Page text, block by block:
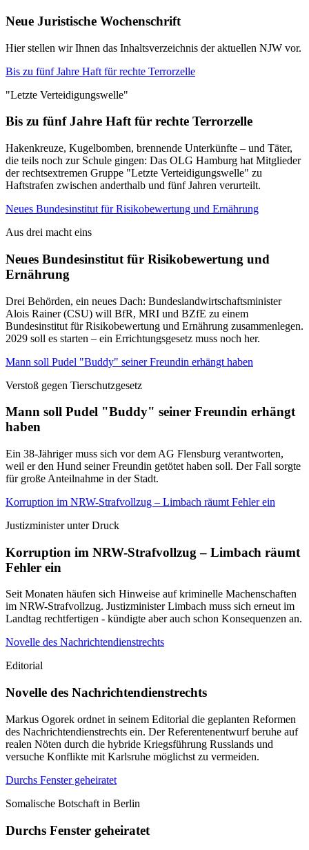
Neue Juristische Wochenschrift
Hier stellen wir Ihnen das Inhaltsverzeichnis der aktuellen NJW vor.
Bis zu fünf Jahre Haft für rechte Terrorzelle
"Letzte Verteidigungswelle"
Bis zu fünf Jahre Haft für rechte Terrorzelle
Hakenkreuze, Kugelbomben, brennende Unterkünfte – und Täter,
die teils noch zur Schule gingen: Das OLG Hamburg hat Mitglieder
der rechtsextremen Gruppe "Letzte Verteidigungswelle" zu
Haftstrafen zwischen anderthalb und fünf Jahren verurteilt.
Neues Bundesinstitut für Risikobewertung und Ernährung
Aus drei macht eins
Neues Bundesinstitut für Risikobewertung und
Ernährung
Drei Behörden, ein neues Dach: Bundeslandwirtschaftsminister
Alois Rainer (CSU) will BfR, MRI und BZfE zu einem
Bundesinstitut für Risikobewertung und Ernährung zusammenlegen.
2029 soll es starten – ein Errichtungsgesetz muss noch her.
Mann soll Pudel "Buddy" seiner Freundin erhängt haben
Verstoß gegen Tierschutzgesetz
Mann soll Pudel "Buddy" seiner Freundin erhängt
haben
Ein 38-Jähriger muss sich vor dem AG Flensburg verantworten,
weil er den Hund seiner Freundin getötet haben soll. Der Fall sorgte
für große Anteilnahme in der Stadt.
Korruption im NRW-Strafvollzug – Limbach räumt Fehler ein
Justizminister unter Druck
Korruption im NRW-Strafvollzug – Limbach räumt
Fehler ein
Seit Monaten häufen sich Hinweise auf kriminelle Machenschaften
im NRW-Strafvollzug. Justizminister Limbach muss sich erneut im
Landtag rechtfertigen - kündigte aber auch schon Konsequenzen an.
Novelle des Nachrichtendienstrechts
Editorial
Novelle des Nachrichtendienstrechts
Markus Ogorek ordnet in seinem Editorial die geplanten Reformen
des Nachrichtendienstrechts ein. Der Referentenentwurf beruhe auf
realen Nöten durch die hybride Kriegsführung Russlands und
versuche Konflikte mit Karlsruhe möglichst zu vermeiden.
Durchs Fenster geheiratet
Somalische Botschaft in Berlin
Durchs Fenster geheiratet